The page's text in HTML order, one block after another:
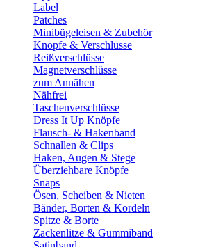
Label
Patches
Minibügeleisen & Zubehör
Knöpfe & Verschlüsse
Reißverschlüsse
Magnetverschlüsse
zum Annähen
Nähfrei
Taschenverschlüsse
Dress It Up Knöpfe
Flausch- & Hakenband
Schnallen & Clips
Haken, Augen & Stege
Überziehbare Knöpfe
Snaps
Ösen, Scheiben & Nieten
Bänder, Borten & Kordeln
Spitze & Borte
Zackenlitze & Gummiband